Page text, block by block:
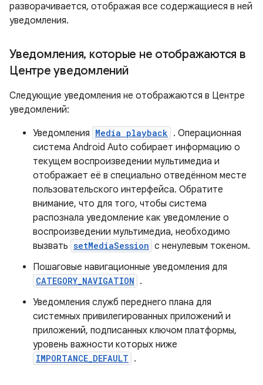
разворачивается, отображая все содержащиеся в ней
уведомления.
Уведомления, которые не отображаются в
Центре уведомлений
Следующие уведомления не отображаются в Центре
уведомлений:
Уведомления Media playback . Операционная
система Android Auto собирает информацию о
текущем воспроизведении мультимедиа и
отображает её в специально отведённом месте
пользовательского интерфейса. Обратите
внимание, что для того, чтобы система
распознала уведомление как уведомление о
воспроизведении мультимедиа, необходимо
вызвать setMediaSession с ненулевым токеном.
Пошаговые навигационные уведомления для
CATEGORY_NAVIGATION .
Уведомления служб переднего плана для
системных привилегированных приложений и
приложений, подписанных ключом платформы,
уровень важности которых ниже
IMPORTANCE_DEFAULT .